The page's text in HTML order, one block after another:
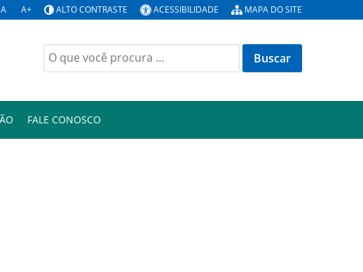
A A+ ALTO CONTRASTE ACESSIBILIDADE MAPA DO SITE
Buscar
por:
FALE CONOSCO